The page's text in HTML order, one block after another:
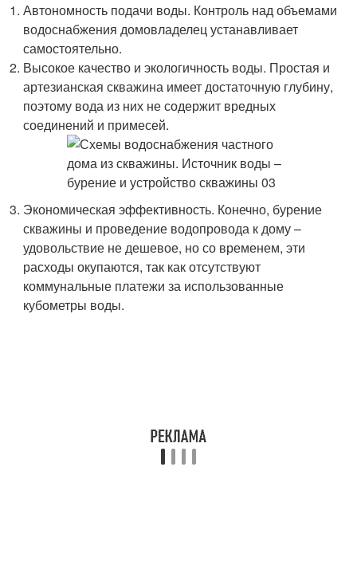
Автономность подачи воды. Контроль над объемами
водоснабжения домовладелец устанавливает
самостоятельно.
Высокое качество и экологичность воды. Простая и
артезианская скважина имеет достаточную глубину,
поэтому вода из них не содержит вредных
соединений и примесей.
Экономическая эффективность. Конечно, бурение
скважины и проведение водопровода к дому –
удовольствие не дешевое, но со временем, эти
расходы окупаются, так как отсутствуют
коммунальные платежи за использованные
кубометры воды.